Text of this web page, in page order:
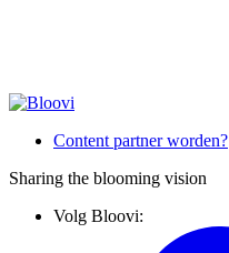
Content partner worden?
Sharing the blooming vision
Volg Bloovi: